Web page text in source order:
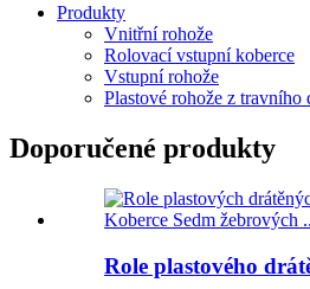
Produkty
Vnitřní rohože
Rolovací vstupní koberce
Vstupní rohože
Plastové rohože z travního
Doporučené produkty
Role plastového